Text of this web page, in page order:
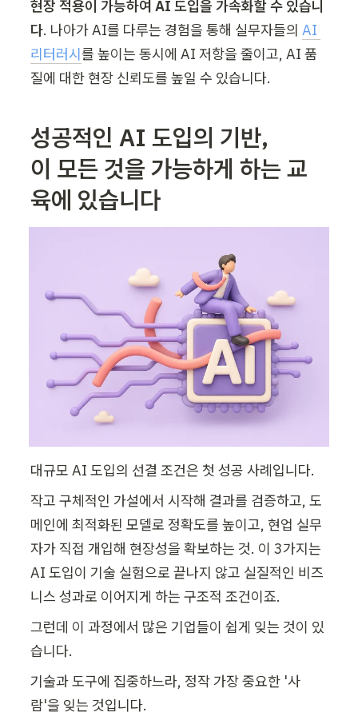
현장 적용이 가능하여 AI 도입을 가속화할 수 있습니
다. 나아가 AI를 다루는 경험을 통해 실무자들의 AI
리터러시를 높이는 동시에 AI 저항을 줄이고, AI 품
질에 대한 현장 신뢰도를 높일 수 있습니다.
성공적인 AI 도입의 기반,
이 모든 것을 가능하게 하는 교
육에 있습니다
대규모 AI 도입의 선결 조건은 첫 성공 사례입니다.
작고 구체적인 가설에서 시작해 결과를 검증하고, 도
메인에 최적화된 모델로 정확도를 높이고, 현업 실무
자가 직접 개입해 현장성을 확보하는 것. 이 3가지는
AI 도입이 기술 실험으로 끝나지 않고 실질적인 비즈
니스 성과로 이어지게 하는 구조적 조건이죠.
그런데 이 과정에서 많은 기업들이 쉽게 잊는 것이 있
습니다.
기술과 도구에 집중하느라, 정작 가장 중요한 '사
람'을 잊는 것입니다.